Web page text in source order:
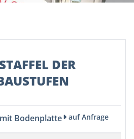
DER
Bodenplatte auf Anfrage